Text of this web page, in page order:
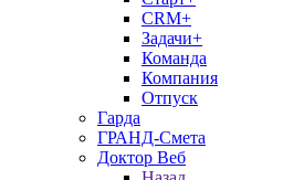
CRM+
Задачи+
Команда
Компания
Отпуск
Гарда
ГРАНД-Смета
Доктор Веб